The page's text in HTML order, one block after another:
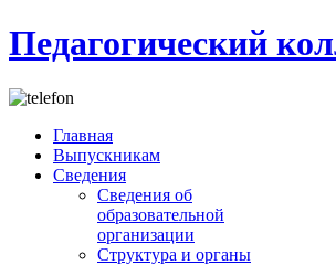
Педагогический
Главная
Выпускникам
Сведения
Сведения об
образовательной
организации
Структура и органы